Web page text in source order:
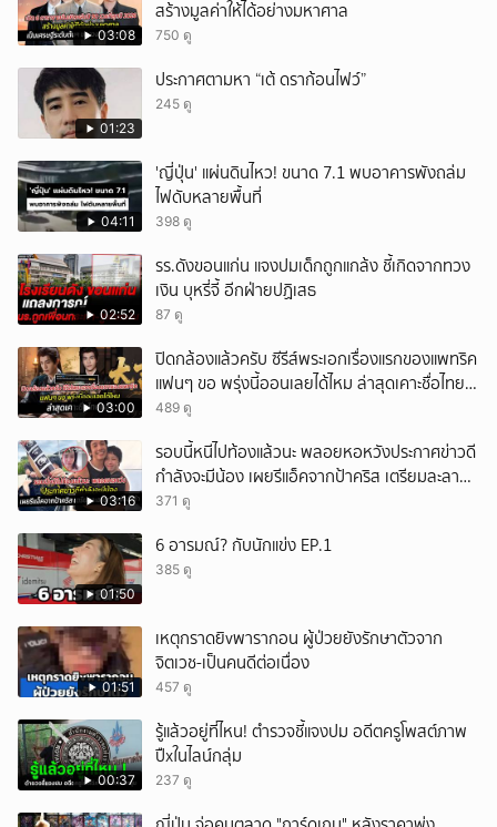
03:08
สร้างมูลค่าให้ได้อย่างมหาศาล
750 ดู
01:23
ประกาศตามหา “เต้ ดราก้อนไฟว์”
245 ดู
04:11
'ญี่ปุ่น' แผ่นดินไหว! ขนาด 7.1 พบอาคารพังถล่ม
ไฟดับหลายพื้นที่
398 ดู
02:52
รร.ดังขอนแก่น แจงปมเด็กถูกแกล้ง ชี้เกิดจากทวง
เงิน บุหรี่จี้ อีกฝ่ายปฏิเสธ
87 ดู
03:00
ปิดกล้องแล้วครับ ซีรีส์พระเอกเรื่องแรกของแพทริค
แฟนๆ ขอ พรุ่งนี้ออนเลยได้ไหม ล่าสุดเคาะชื่อไทย
แล้ว
489 ดู
03:16
รอบนี้หนีไปท้องแล้วนะ พลอยหอหวังประกาศข่าวดี
กำลังจะมีน้อง เผยรีแอ็คจากป้าคริส เตรียมละลาย
ทรัพย์
371 ดู
01:50
6 อารมณ์? กับนักแข่ง EP.1
385 ดู
01:51
เหตุกราดยิvพารากอน ผู้ป่วยยังรักษาตัวจาก
จิตเวช-เป็นคนดีต่อเนื่อง
457 ดู
00:37
รู้แล้วอยู่ที่ไหน! ตำรวจชี้แจงปม อดีตครูโพสต์ภาพ
ปืxในไลน์กลุ่ม
237 ดู